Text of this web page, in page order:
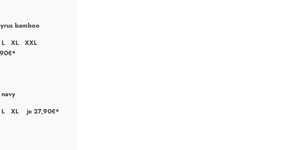
bamboo
L XL
XXL
L XL je 27,90€*